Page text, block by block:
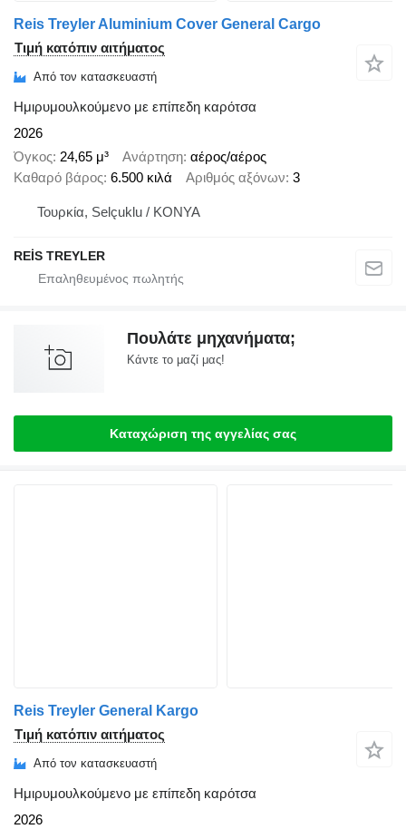
Reis Treyler Aluminium Cover General Cargo
Τιμή κατόπιν αιτήματος
Από τον κατασκευαστή
Ημιρυμουλκούμενο με επίπεδη καρότσα
2026
Όγκος 24,65 μ³ Ανάρτηση αέρος/αέρος
Καθαρό βάρος 6.500 κιλά Αριθμός αξόνων 3
Τουρκία, Selçuklu / KONYA
REİS TREYLER
Πουλάτε μηχανήματα;
Κάντε το μαζί μας!
Καταχώριση της αγγελίας σας
Reis Treyler General Kargo
Τιμή κατόπιν αιτήματος
Από τον κατασκευαστή
Ημιρυμουλκούμενο με επίπεδη καρότσα
2026